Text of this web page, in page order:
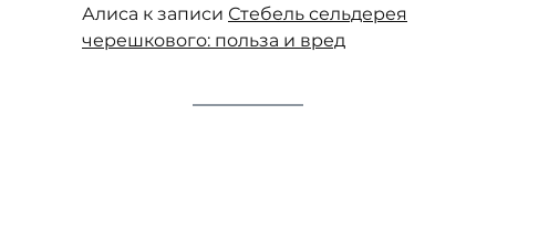
Алиса к записи Стебель сельдерея
черешкового: польза и вред